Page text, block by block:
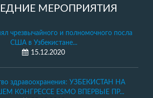
МЕРОПРИЯТИЯ
чрезвычайного и полномочного посла
США в Узбекистане...
15.12.2020
здравоохранения: УЗБЕКИСТАН НА
КОНГРЕССЕ ESMO ВПЕРВЫЕ ПР...